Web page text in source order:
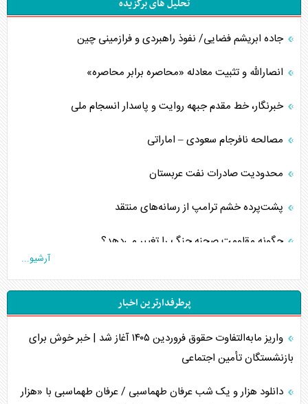
تحلیل های برگزیده
جاده ابریشم فضایی/ نفوذ راهبردی و فرازمینی چین
انصارالله و تثبیت معادله «محاصره برابر محاصره»
خبرنگار، خط مقدم جبهه روایت و پاسدار انسجام ملی
مصالحه نافرجام سعودی – اماراتی
محدودیت صادرات نفت عربستان
پشت‌پرده خشم ترامپ از رسانه‌های منتقد
چگونه مقاومت صحنه جنگ را تغییر می‌دهد؟
جنگ رمضان و معضل حضور نظامیان آمریکایی
تحلیل جامع پدیده تراستی‌ها
تأثیر جنگ ایران و آمریکا بر اقتصاد جهانی
آرشیو...
پرطرفدارترین اخبار
واریز مابه‌التفاوت حقوق فروردین ۱۴۰۵ آغاز شد | خبر خوش برای
بازنشستگان تأمین اجتماعی
دانلود هزار و یک شب عرفان طهماسبی / عرفان طهماسبی با «هزار